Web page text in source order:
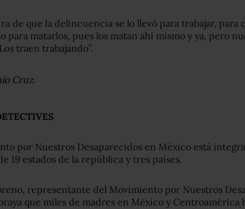
de que la delincuencia se lo llevó para trabajar, para
para matarlos, pues los matan ahí mismo y ya, pero
traen trabajando”.
Cruz.
por Nuestros Desaparecidos en México está
19 estados de la república y tres países.
representante del Movimiento por Nuestros
que miles de madres en México y Centroamérica